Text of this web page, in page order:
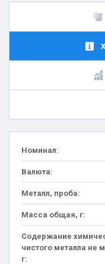
Номинал:
Валюта:
Металл, проба:
Масса общая, г:
Содержание
чистого металла не
г: